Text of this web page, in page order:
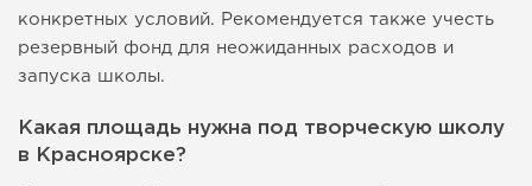
конкретных условий. Рекомендуется также учесть
резервный фонд для неожиданных расходов и
запуска школы.
Какая площадь нужна под творческую школу
в Красноярске?